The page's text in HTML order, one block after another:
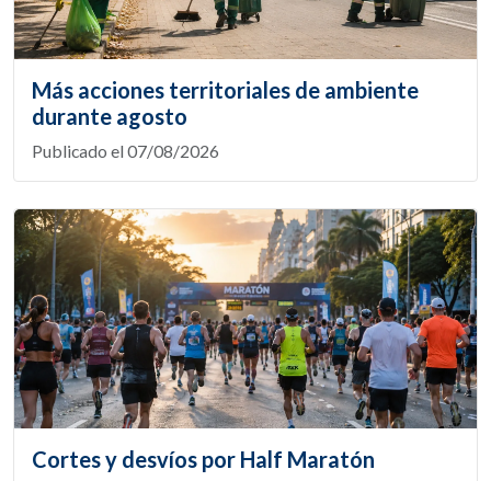
Más acciones territoriales de ambiente
durante agosto
Publicado el 07/08/2026
Cortes y desvíos por Half Maratón